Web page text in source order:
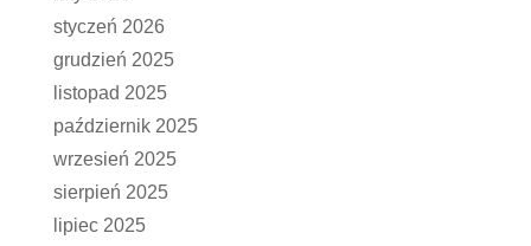
styczeń 2026
grudzień 2025
listopad 2025
październik 2025
wrzesień 2025
sierpień 2025
lipiec 2025